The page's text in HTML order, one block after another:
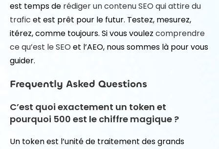
est temps de rédiger un contenu SEO qui attire du
trafic et est prêt pour le futur. Testez, mesurez,
itérez, comme toujours. Si vous voulez comprendre
ce qu’est le SEO et l’AEO, nous sommes là pour vous
guider.
Frequently Asked Questions
C’est quoi exactement un token et
pourquoi 500 est le chiffre magique ?
Un token est l’unité de traitement des grands